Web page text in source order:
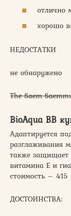
отлично
хорошо
НЕДОСТАТКИ
не обнаружено
The Saem
BioAqua BB
Адаптируется
разглаживания
также защищает
витамина Е и
стоимость – 415
ДОСТОИНСТВА: